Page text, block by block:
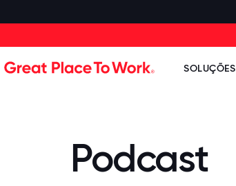
SOLUÇÕES
Podcast